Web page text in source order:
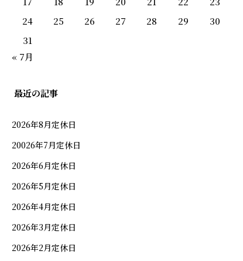
24
25 26 27 28 29
30
31
« 7月
最近の記事
2026年8月定休日
20026年7月定休日
2026年6月定休日
2026年5月定休日
2026年4月定休日
2026年3月定休日
2026年2月定休日